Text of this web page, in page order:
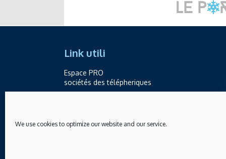
We use cookies to optimize our website and our service.
Link utili
Espace PRO
sociétés des télépheriques
Telefono +39.0165.238871